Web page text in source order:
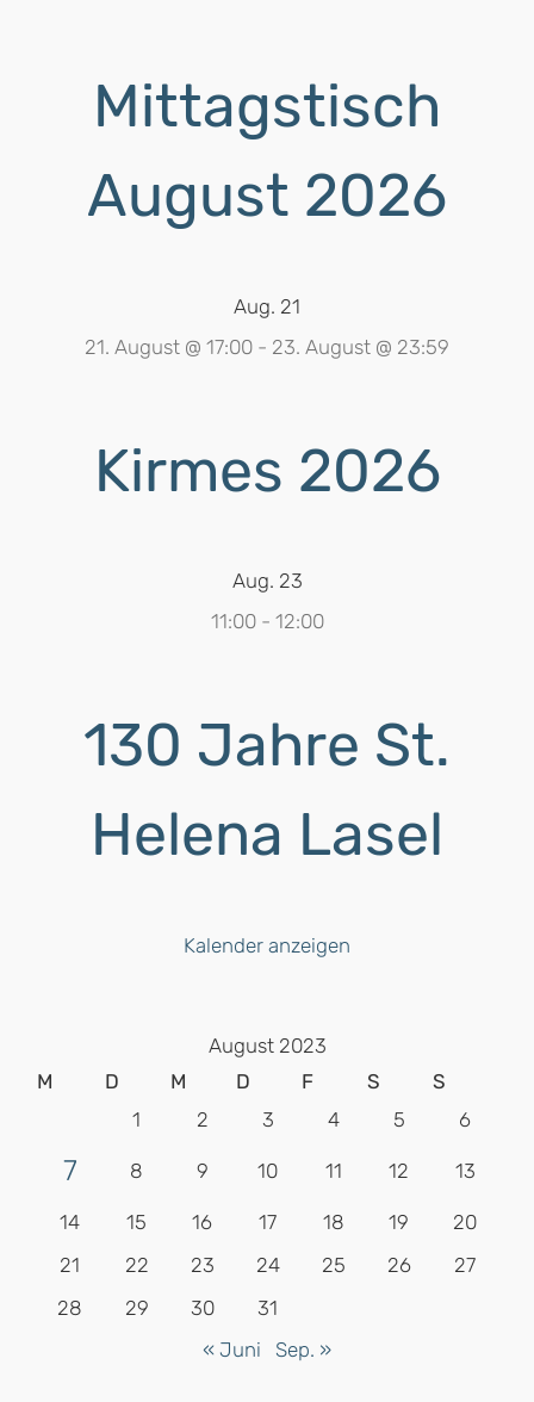
Mittagstisch
August 2026
Aug. 21
21. August @ 17:00 - 23. August @ 23:59
Kirmes 2026
Aug. 23
11:00- 12:00
130 Jahre St.
Helena Lasel
Kalender anzeigen
August 2023
M
D M D F S
S
1
2 3 4 5 6
7 8 9 10 11 12 13
14 15 16 17 18 19
20
21
22 23 24 25 26
27
28
29 30
31
« Juni
Sep. »